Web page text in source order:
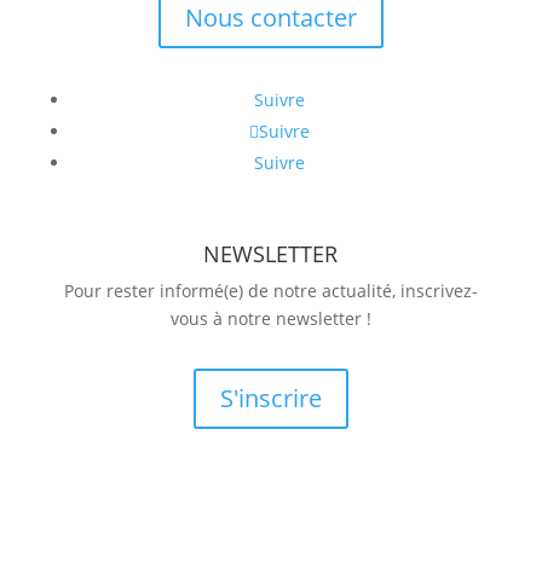
Nous contacter
Suivre
Suivre
Suivre
NEWSLETTER
Pour rester informé(e) de notre actualité, inscrivez-
vous à notre newsletter !
S'inscrire